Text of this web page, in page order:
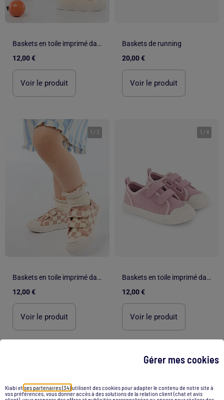
Gérer mes cookies
Kiabi et ses partenaires (34)utilisent des cookies pour adapter le contenu de notre site à
vos préférences, vous donner accès à des solutions de la relation client (chat et avis
Baskets en toile imprimé damiers
12,00 €
Voir le produit
Baskets de running
20,00 €
Voir le produit
1 / 2
Baskets en toile imprimé damiers
12,00 €
Voir le produit
1 /4
Baskets en toile imprimé damiers
12,00 €
Voir le produit